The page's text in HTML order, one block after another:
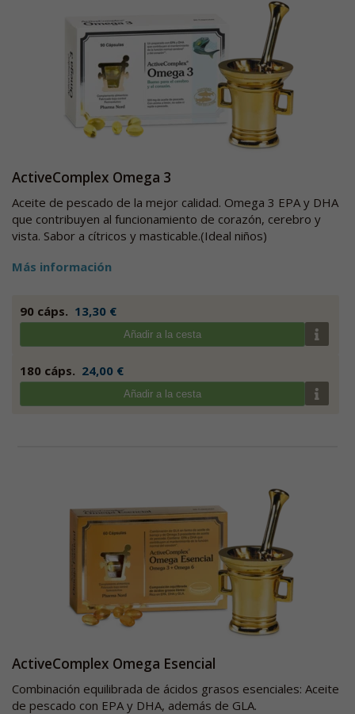
ActiveComplex Omega 3
Aceite de pescado de la mejor calidad. Omega 3 EPA y DHA
que contribuyen al funcionamiento de corazón, cerebro y
vista. Sabor a cítricos y masticable.(Ideal niños)
Más información
90 cáps. 13,30 €
Añadir a la cesta
180 cáps. 24,00 €
Añadir a la cesta
ActiveComplex Omega Esencial
Combinación equilibrada de ácidos grasos esenciales: Aceite
de pescado con EPA y DHA, además de GLA.